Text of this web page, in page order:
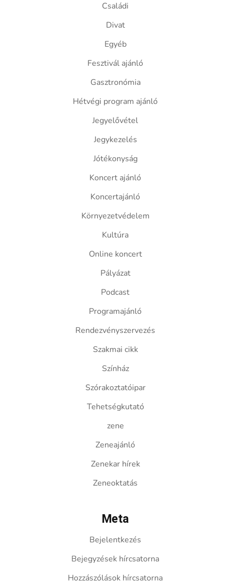
Családi
Divat
Egyéb
Fesztivál ajánló
Gasztronómia
Hétvégi program ajánló
Jegyelővétel
Jegykezelés
Jótékonyság
Koncert ajánló
Koncertajánló
Környezetvédelem
Kultúra
Online koncert
Pályázat
Podcast
Programajánló
Rendezvényszervezés
Szakmai cikk
Színház
Szórakoztatóipar
Tehetségkutató
zene
Zeneajánló
Zenekar hírek
Zeneoktatás
Meta
Bejelentkezés
Bejegyzések hírcsatorna
Hozzászólások hírcsatorna